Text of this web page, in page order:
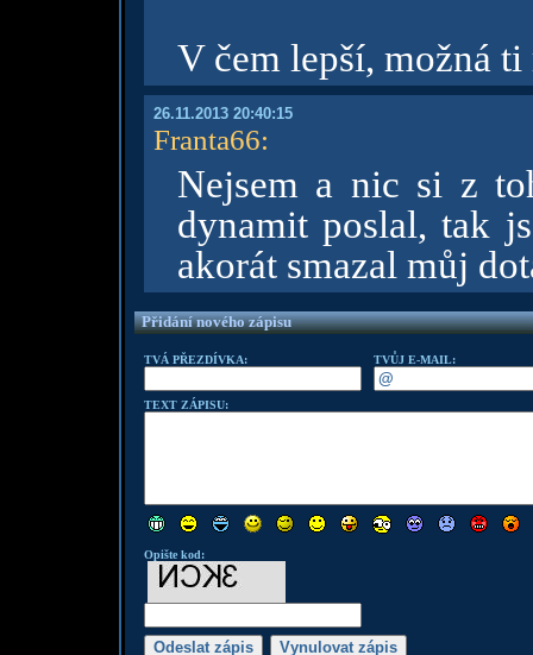
V čem lepší, možná
26.11.2013 20:40:15
Franta66:
Nejsem a nic si z
dynamit poslal, tak
akorát smazal můj
Přidání nového zápisu
TVÁ PŘEZDÍVKA: TVŮJ E-MAIL:
TEXT ZÁPISU:
Opište kod: